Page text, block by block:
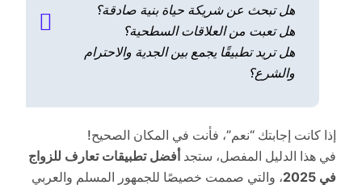
هل تبحث عن شريكة حياة بنية صادقة؟
هل تعبت من العلاقات السطحية؟
هل تريد تطبيقًا يجمع بين الجدية والاحترام
والشرع؟
إذا كانت إجابتك “نعم”، فأنت في المكان الصحيح!
في هذا الدليل المفصل، ستجدأفضل تطبيقات تعارف للزواج
في 2025
، والتي صممت خصيصًا للجمهور المسلم والعربي